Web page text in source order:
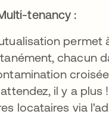
tenancy :
permet
chacun
il y a
locataires via